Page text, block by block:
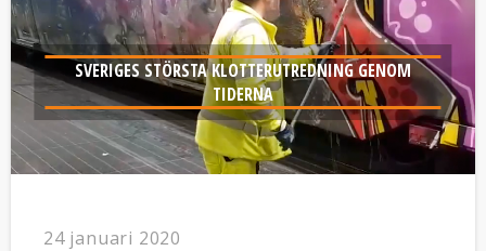
SVERIGES STÖRSTA KLOTTERUTREDNING GENOM
TIDERNA
24 januari 2020